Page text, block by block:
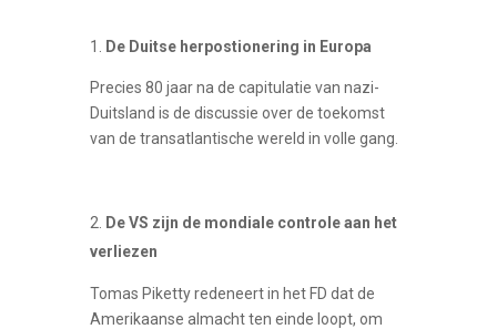
1. De Duitse herpostionering in Europa
Precies 80 jaar na de capitulatie van nazi-
Duitsland is de discussie over de toekomst
van de transatlantische wereld in volle gang.
De VS zijn de mondiale controle aan het
verliezen
Tomas Piketty redeneert in het FD dat de
Amerikaanse almacht ten einde loopt, om